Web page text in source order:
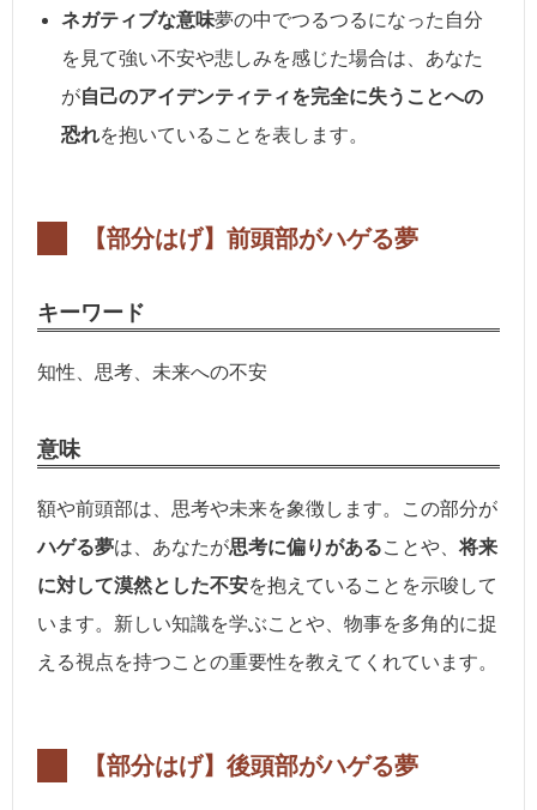
ネガティブな意味夢の中でつるつるになった自分
を見て強い不安や悲しみを感じた場合は、あなた
が自己のアイデンティティを完全に失うことへの
恐れを抱いていることを表します。
【部分はげ】 前頭部がハゲる夢
キーワード
知性、思考、未来への不安
意味
額や前頭部は、思考や未来を象徴します。この部分が
ハゲる夢は、あなたが思考に偏りがあることや、将来
に対して漠然とした不安を抱えていることを示唆して
います。新しい知識を学ぶことや、物事を多角的に捉
える視点を持つことの重要性を教えてくれています。
【部分はげ】 後頭部がハゲる夢